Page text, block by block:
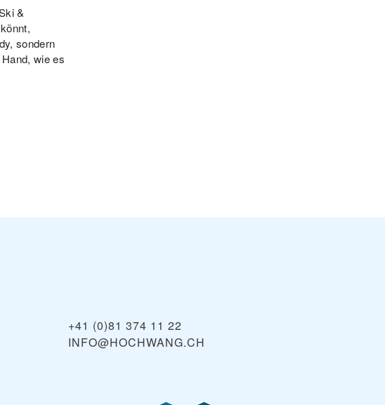
&
sondern
wie es
+41 (0)81 374 11 22
INFO@HOCHWANG.CH